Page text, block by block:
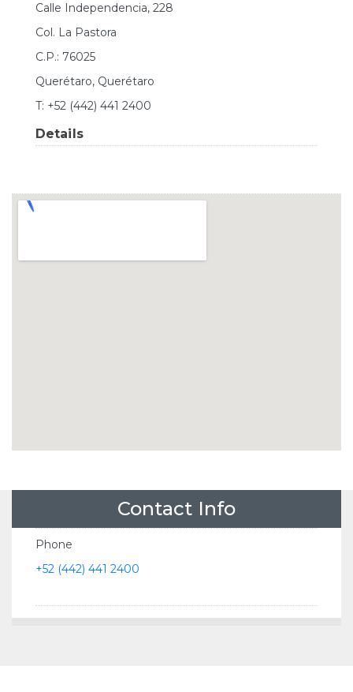
Calle Independencia, 228
Col. La Pastora
C.P.: 76025
Querétaro, Querétaro
T: +52 (442) 441 2400
Details
Contact Info
Phone
+52 (442) 441 2400